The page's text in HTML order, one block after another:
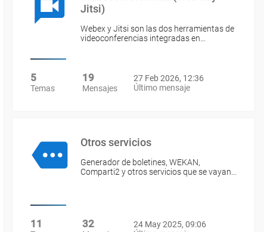
Jitsi)
Webex y Jitsi son las dos herramientas de
videoconferencias integradas en…
5
Temas
19
Mensajes
27 Feb 2026, 12:36
Último mensaje
Otros servicios
Generador de boletines, WEKAN,
Comparti2 y otros servicios que se vayan…
11 32
24 May 2025, 09:06